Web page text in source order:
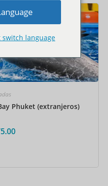
Phuket (extranjeros)
switch language